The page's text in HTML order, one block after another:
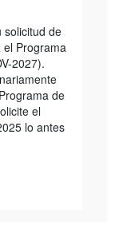
solicitud de
Programa
2027).
de
el
lo antes